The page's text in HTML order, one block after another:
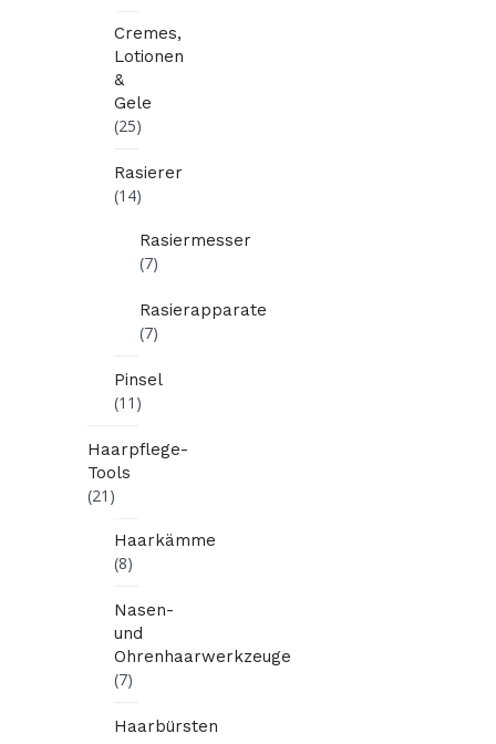
Cremes,
Lotionen
&
Gele
(25)
Rasierer
(14)
Rasiermesser
(7)
Rasierapparate
(7)
Pinsel
(11)
Haarpflege-
Tools
(21)
Haarkämme
(8)
Nasen-
und
Ohrenhaarwerkzeuge
(7)
Haarbürsten